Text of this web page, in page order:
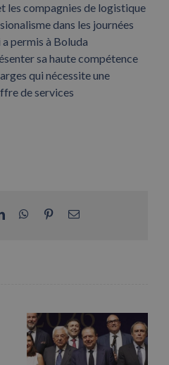
les compagnies de logistique
dans les journées
permis à Boluda
sa haute compétence
qui nécessite une
de services
LinkedInWhatsApp
PinterestEmail